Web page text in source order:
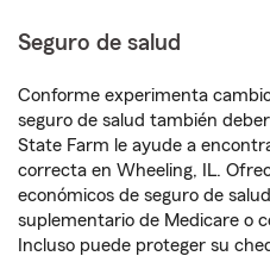
Seguro de salud
Conforme experimenta
seguro de salud también
State Farm le ayude a
correcta en Wheeling, IL.
económicos de seguro de
suplementario de Medicare o
Incluso puede proteger su